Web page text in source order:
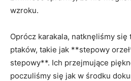
wzroku.
Oprócz karakala, natknęliśmy
ptaków, takie jak **stepowy
stepowy**. Ich przejmujące
poczuliśmy się jak w środku